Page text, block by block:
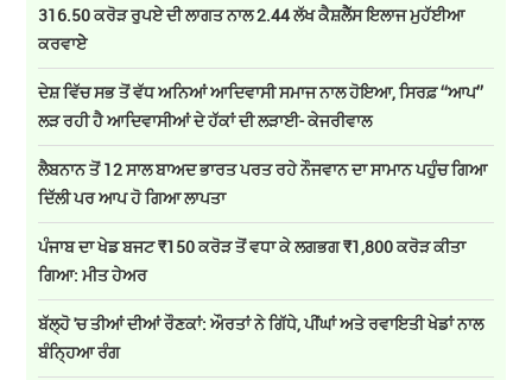
316.50 ਕਰੋੜ ਰੁਪਏ ਦੀ ਲਾਗਤ ਨਾਲ 2.44 ਲੱਖ ਕੈਸ਼ਲੈੱਸ ਇਲਾਜ ਮੁਹੱਈਆ
ਕਰਵਾਏੇ
ਦੇਸ਼ ਵਿੱਚ ਸਭ ਤੋਂ ਵੱਧ ਅਨਿਆਂ ਆਦਿਵਾਸੀ ਸਮਾਜ ਨਾਲ ਹੋਇਆ, ਸਿਰਫ਼ ‘‘ਆਪ’’
ਲੜ ਰਹੀ ਹੈ ਆਦਿਵਾਸੀਆਂ ਦੇ ਹੱਕਾਂ ਦੀ ਲੜਾਈ- ਕੇਜਰੀਵਾਲ
ਲੈਬਨਾਨ ਤੋਂ 12 ਸਾਲ ਬਾਅਦ ਭਾਰਤ ਪਰਤ ਰਹੇ ਨੌਜਵਾਨ ਦਾ ਸਾਮਾਨ ਪਹੁੰਚ ਗਿਆ
ਦਿੱਲੀ ਪਰ ਆਪ ਹੋ ਗਿਆ ਲਾਪਤਾ
ਪੰਜਾਬ ਦਾ ਖੇਡ ਬਜਟ ₹150 ਕਰੋੜ ਤੋਂ ਵਧਾ ਕੇ ਲਗਭਗ ₹1,800 ਕਰੋੜ ਕੀਤਾ
ਗਿਆ: ਮੀਤ ਹੇਅਰ
ਬੱਲ੍ਹੋ 'ਚ ਤੀਆਂ ਦੀਆਂ ਰੌਣਕਾਂ: ਔਰਤਾਂ ਨੇ ਗਿੱਧੇ, ਪੀਂਘਾਂ ਅਤੇ ਰਵਾਇਤੀ ਖੇਡਾਂ ਨਾਲ
ਬੰਨ੍ਹਿਆ ਰੰਗ